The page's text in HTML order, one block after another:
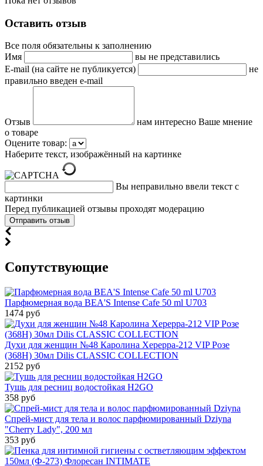
Оставить отзыв
Все поля обязательны к заполнению
Имя
вы не представились
E-mail (на сайте не публикуется)
не
правильно введен e-mail
Отзыв
нам интересно Ваше мнение
о товаре
Оцените товар:
Наберите текст, изображённый на картинке
Вы неправильно ввели текст с
картинки
Перед публикацией отзывы проходят модерацию
Cопутствующие
Парфюмерная вода BEA'S Intense Cafe 50 ml U703
1474 руб
Духи для женщин №48 Каролина Херерра-212 VIP Розе
(368H) 30мл Dilis CLASSIC COLLECTION
2152 руб
Тушь для ресниц водостойкая H2GO
358 руб
Спрей-мист для тела и волос парфюмированный Dziyna
"Cherry Lady", 200 мл
353 руб